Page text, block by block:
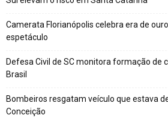
Camerata Florianópolis celebra era de
espetáculo
Defesa Civil de SC monitora formação de
Brasil
Bombeiros resgatam veículo que estava
Conceição